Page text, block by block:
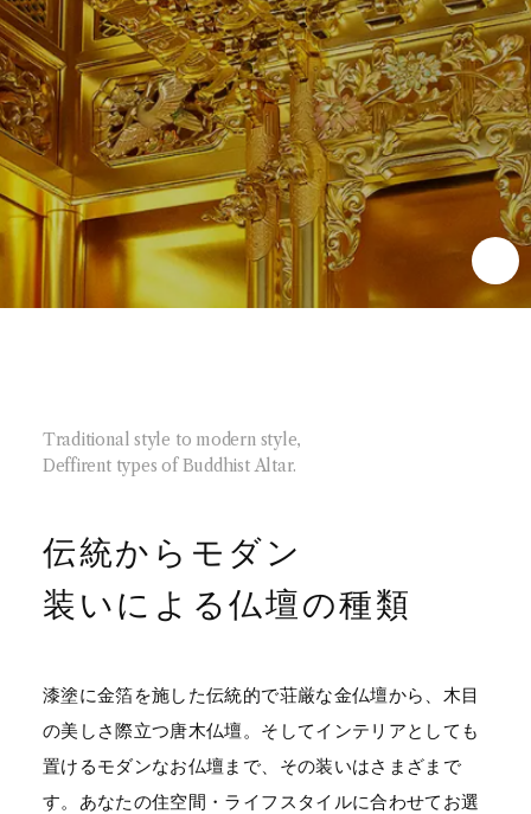
Traditional style to modern style,
Deffirent types of Buddhist Altar.
伝統からモダン
装いによる仏壇の種類
漆塗に金箔を施した伝統的で荘厳な金仏壇から、木目
の美しさ際立つ唐木仏壇。そしてインテリアとしても
置けるモダンなお仏壇まで、その装いはさまざまで
す。あなたの住空間・ライフスタイルに合わせてお選